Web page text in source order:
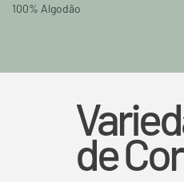
100% Algodão
de